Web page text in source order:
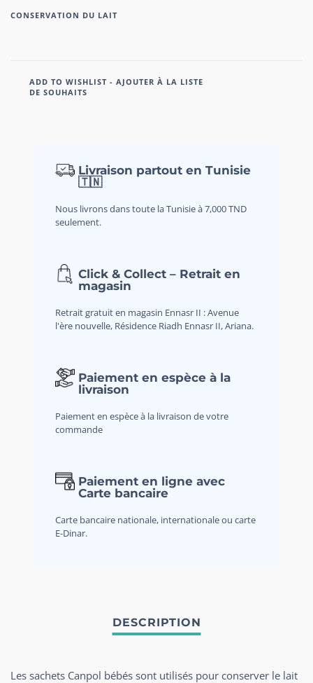
CONSERVATION DU LAIT
ADD TO WISHLIST - AJOUTER À LA LISTE
DE SOUHAITS
Livraison partout en Tunisie
🇹🇳
Nous livrons dans toute la Tunisie à 7,000 TND
seulement.
Click & Collect – Retrait en
magasin
Retrait gratuit en magasin Ennasr II : Avenue
l'ère nouvelle, Résidence Riadh Ennasr II, Ariana.
Paiement en espèce à la
livraison
Paiement en espèce à la livraison de votre
commande
Paiement en ligne avec
Carte bancaire
Carte bancaire nationale, internationale ou carte
E-Dinar.
Les sachets Canpol bébés sont utilisés pour conserver le lait